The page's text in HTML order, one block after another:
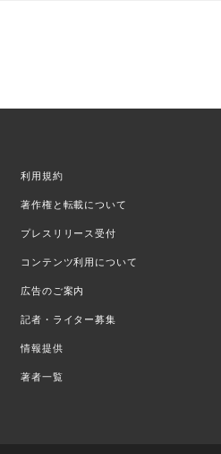
利用規約
著作権と転載について
プレスリリース受付
コンテンツ利用について
広告のご案内
記者・ライター募集
情報提供
著者一覧